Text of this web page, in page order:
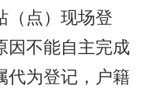
（点）现场登
因不能自主完成
代为登记，户籍